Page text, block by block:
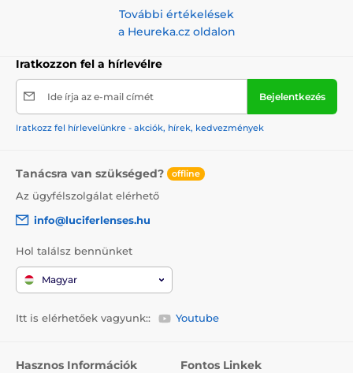
További értékelések
a Heureka.cz oldalon
Iratkozzon fel a hírlevélre
Ide írja az e-mail címét Bejelentkezés
Iratkozz fel hírlevelünkre - akciók, hírek, kedvezmények
Tanácsra van szükséged? offline
Az ügyfélszolgálat elérhető
info@luciferlenses.hu
Hol találsz bennünket
Magyar
Itt is elérhetőek vagyunk:: Youtube
Hasznos Információk Fontos Linkek